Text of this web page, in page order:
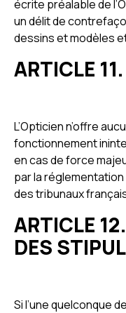
écrite préalable de
un délit de
dessins et modèles
ARTICLE
L’Opticien n’offre
fonctionnement
en cas de force
par la
des tribunaux
ARTICLE
DES
Si l’une quelconque